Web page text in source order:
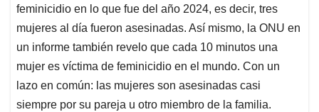
feminicidio en lo que fue del año 2024, es decir, tres
mujeres al día fueron asesinadas. Así mismo, la ONU en
un informe también revelo que cada 10 minutos una
mujer es víctima de feminicidio en el mundo. Con un
lazo en común: las mujeres son asesinadas casi
siempre por su pareja u otro miembro de la familia.